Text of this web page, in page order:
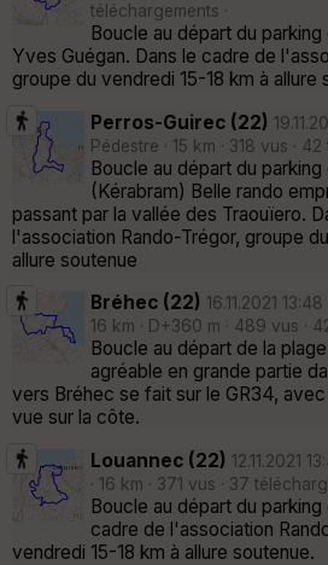
téléchargements ·
Boucle au départ du
Yves Guégan. Dans le cadre de
groupe du vendredi 15-18 km à allure
Perros-Guirec (22)
Pédestre · 15 km · 318 vus ·
Boucle au départ du
(Kérabram) Belle rando
passant par la vallée des Traouïero.
l'association Rando-Trégor, groupe
allure soutenue
Bréhec (22) 16.11.2021
16 km · D+360 m · 489 vus ·
Boucle au départ de la
agréable en grande partie
vers Bréhec se fait sur le GR34,
vue sur la côte.
Louannec (22) 12.11.2021
· 16 km · 371 vus · 37
Boucle au départ du parking
cadre de l'association
vendredi 15-18 km à allure soutenue.